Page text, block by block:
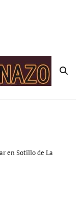
en Sotillo de La